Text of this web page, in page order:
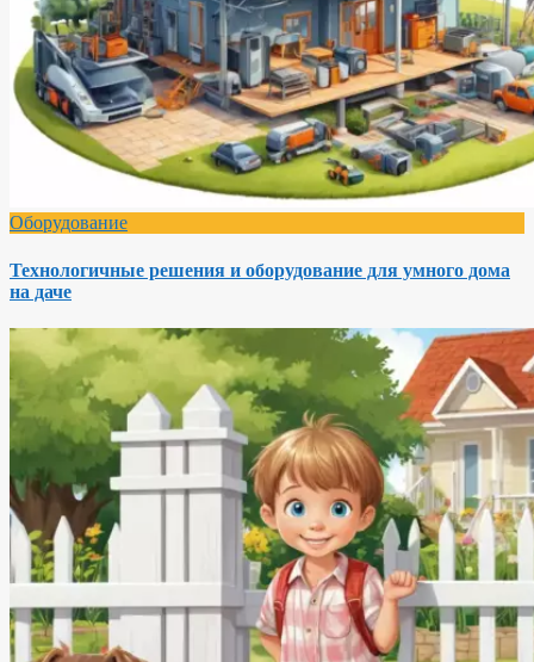
Оборудование
Технологичные решения и оборудование для умного дома
на даче